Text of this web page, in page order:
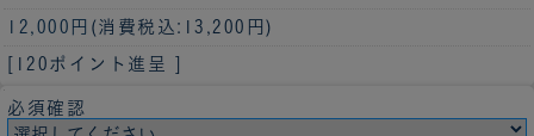
12,000円 (消費税込:13,200円)
[120ポイント進呈 ]
必須確認